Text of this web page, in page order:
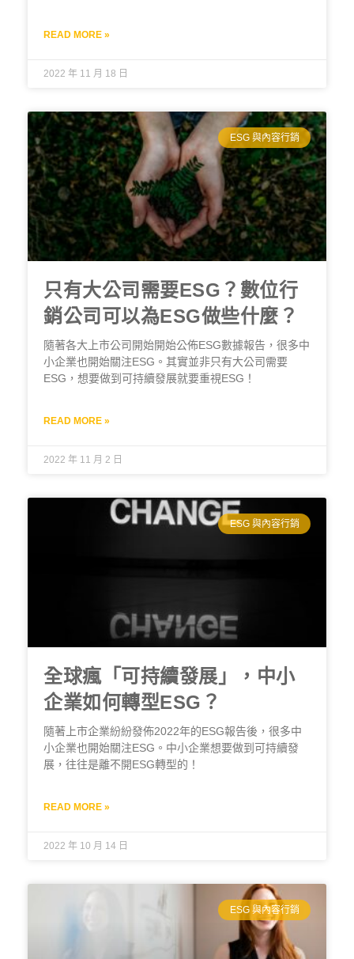
READ MORE »
2022 年 11 月 18 日
ESG 與內容行銷
只有大公司需要ESG？數位行
銷公司可以為ESG做些什麼？
隨著各大上市公司開始開始公佈ESG數據報告，很多中
小企業也開始關注ESG。其實並非只有大公司需要
ESG，想要做到可持續發展就要重視ESG！
READ MORE »
2022 年 11 月 2 日
ESG 與內容行銷
全球瘋「可持續發展」，中小
企業如何轉型ESG？
隨著上市企業紛紛發佈2022年的ESG報告後，很多中
小企業也開始關注ESG。中小企業想要做到可持續發
展，往往是離不開ESG轉型的！
READ MORE »
2022 年 10 月 14 日
ESG 與內容行銷